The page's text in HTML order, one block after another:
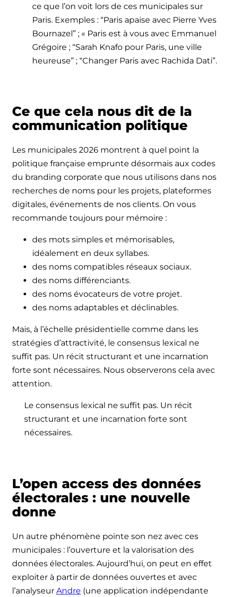
ce que l’on voit lors de ces municipales sur
Paris. Exemples : “Paris apaise avec Pierre Yves
Bournazel” ; « Paris est à vous avec Emmanuel
Grégoire ; “Sarah Knafo pour Paris, une ville
heureuse” ; “Changer Paris avec Rachida Dati”.
Ce que cela nous dit de la
communication politique
Les municipales 2026 montrent à quel point la
politique française emprunte désormais aux codes
du branding corporate que nous utilisons dans nos
recherches de noms pour les projets, plateformes
digitales, événements de nos clients. On vous
recommande toujours pour mémoire :
des mots simples et mémorisables,
idéalement en deux syllabes.
des noms compatibles réseaux sociaux.
des noms différenciants.
des noms évocateurs de votre projet.
des noms adaptables et déclinables.
Mais, à l’échelle présidentielle comme dans les
stratégies d’attractivité, le consensus lexical ne
suffit pas. Un récit structurant et une incarnation
forte sont nécessaires. Nous observerons cela avec
attention.
Le consensus lexical ne suffit pas. Un récit
structurant et une incarnation forte sont
nécessaires.
L’open access des données
électorales : une nouvelle
donne
Un autre phénomène pointe son nez avec ces
municipales : l’ouverture et la valorisation des
données électorales. Aujourd’hui, on peut en effet
exploiter à partir de données ouvertes et avec
l’analyseur Andre (une application indépendante